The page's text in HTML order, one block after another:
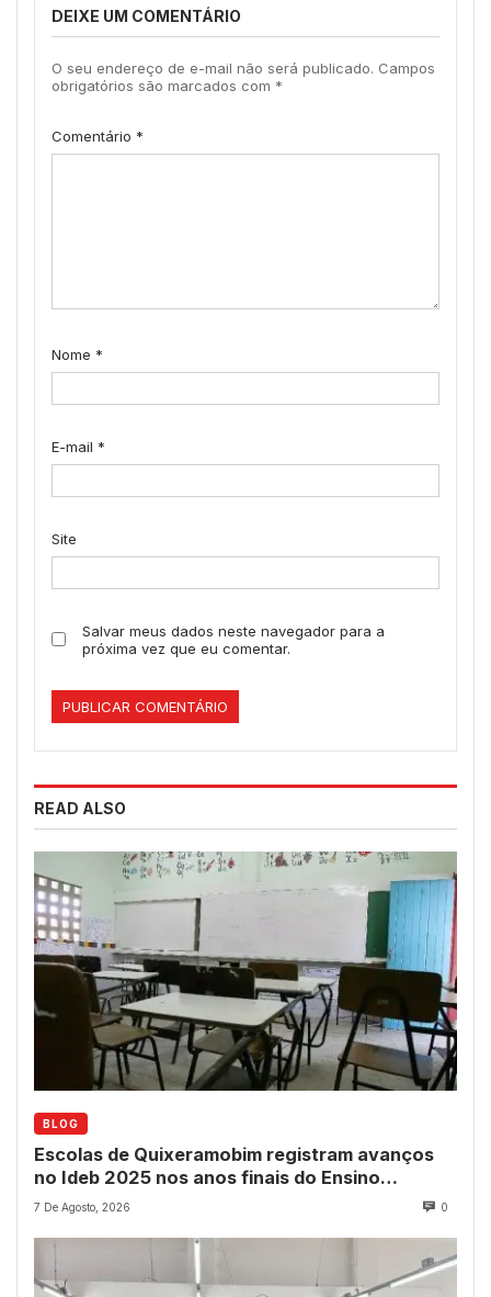
DEIXE UM COMENTÁRIO
O seu endereço de e-mail não será publicado. Campos
obrigatórios são marcados com *
Comentário *
Nome *
E-mail *
Site
Salvar meus dados neste navegador para a
próxima vez que eu comentar.
READ ALSO
BLOG
Escolas de Quixeramobim registram avanços
no Ideb 2025 nos anos finais do Ensino
Fundamental
7 De Agosto, 2026 0